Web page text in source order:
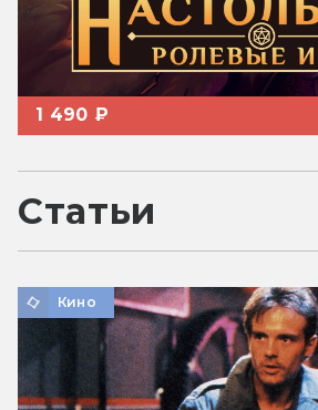
1 490 ₽
Статьи
Кино